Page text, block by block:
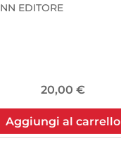
NN EDITORE
20,00 €
Aggiungi al carrello